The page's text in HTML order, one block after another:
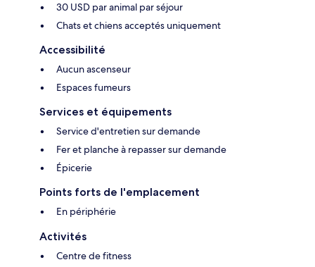
30 USD par animal par séjour
Chats et chiens acceptés uniquement
Accessibilité
Aucun ascenseur
Espaces fumeurs
Services et équipements
Service d'entretien sur demande
Fer et planche à repasser sur demande
Épicerie
Points forts de l'emplacement
En périphérie
Activités
Centre de fitness